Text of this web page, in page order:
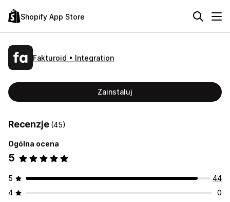
Shopify App Store
Fakturoid • Integration
Zainstaluj
Recenzje (45)
Ogólna ocena
5
5
44
4
0